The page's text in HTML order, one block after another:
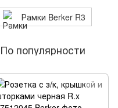
Рамки Berker R3
По популярности